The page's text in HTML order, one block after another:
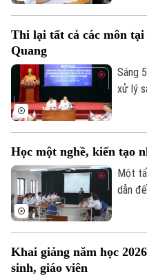
Tư vấn sức khỏe
Golf
Tin tức
Điện ảnh
Thời trang
Âm nhạc
Đã phát sóng
Thi lại tất cả các môn
Quang
Sáng
xử lý
này.
và 15/
Học một nghề, kiến tạo
Một
dẫn
nghề,
Khai giảng năm học
sinh, giáo viên